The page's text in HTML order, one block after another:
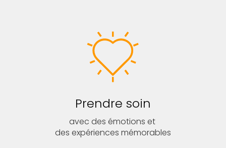
Prendre soin
avec des émotions et
des expériences mémorables